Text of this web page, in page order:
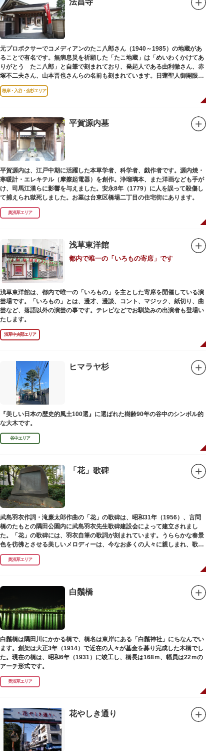
（じこくてん）の像を二天門に安置。これに伴い、正式名称が随身門から二
天門に変更されました。
その後、第二次世界大戦により2柱の像は焼失。現在は、上野の寛永寺（か
んえいじ）の四代将軍徳川家綱霊廟にあった持国天と増長天（ぞうちょうて
ん）の像が祀られています。持国天と増長天は、四天王と呼ばれる仏さまと
して知られていますが、四天王は仏教の守護神であることから武装した姿。
どちらも、鎌倉時代以降に流行した複数の木材を組み合わせる技法「寄木
造」により造られています。
元プロボクサーでコメディアンのたこ八郎さん（1940～1985）の地蔵があ
ることで有名です。無病息災を祈願した「たこ地蔵」は「めいわくかけてあ
りがとう たこ八郎」と自筆で刻まれており、発起人である由利徹さん、赤
塚不二夫さん、山本晋也さんらの名前も刻まれています。日蓮聖人御開眼の
毘沙門天を奉安しています。
根岸・入谷・金杉エリア
平賀源内墓
平賀源内は、江戸中期に活躍した本草学者、科学者、戯作者です。源内焼・
寒暖計・エレキテル（摩擦起電器）を創作。浄瑠璃本、また洋画なども手が
け、司馬江漢らに影響を与えました。安永8年（1779）に人を誤って殺傷し
て捕えられ獄死しました。お墓は台東区橋場二丁目の住宅街にあります。
奥浅草エリア
浅草東洋館
都内で唯一の「いろもの寄席」です
浅草東洋館は、都内で唯一の「いろもの」を主とした寄席を開催している演
芸場です。「いろもの」とは、漫才、漫談、コント、マジック、紙切り、曲
芸など、落語以外の演芸の事です。テレビなどでお馴染みの出演者も登場い
たします。
浅草中央部エリア
ヒマラヤ杉
『美しい日本の歴史的風土100選』に選ばれた樹齢90年の谷中のシンボル的
な大木です。
谷中エリア
「花」歌碑
武島羽衣作詞・滝廉太郎作曲の「花」の歌碑は、昭和31年（1956）、言問
橋のたもとの隅田公園内に武島羽衣先生歌碑建設会によって建立されまし
た。「花」の歌碑には、羽衣自筆の歌詞が刻まれています。うららかな春景
色を彷彿とさせる美しいメロディーは、今なお多くの人々に親しまれ、歌い
つがれています。
奥浅草エリア
白鬚橋
白鬚橋は隅田川にかかる橋で、橋名は東岸にある「白鬚神社」にちなんでい
ます。創架は大正3年（1914）で近在の人々が基金を募り完成した木橋でし
た。現在の橋は、昭和6年（1931）に竣工し、橋長は168ｍ、幅員は22ｍの
アーチ形式です。
奥浅草エリア
花やしき通り